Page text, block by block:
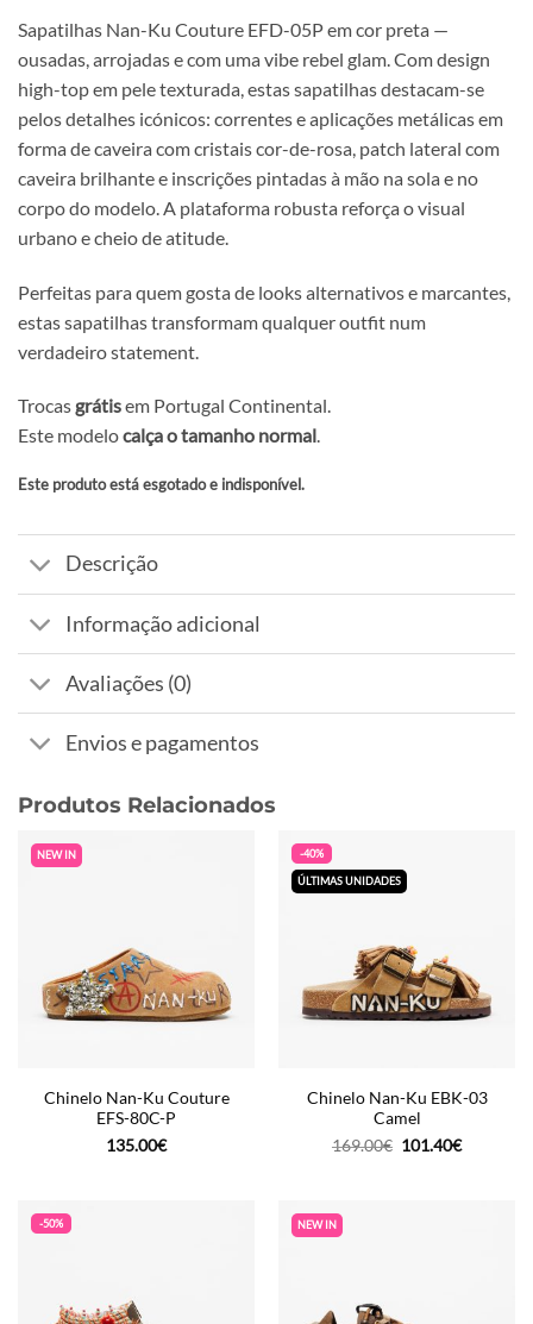
Sapatilhas Nan-Ku Couture EFD-05P em cor preta —
ousadas, arrojadas e com uma vibe rebel glam. Com design
high-top em pele texturada, estas sapatilhas destacam-se
pelos detalhes icónicos: correntes e aplicações metálicas em
forma de caveira com cristais cor-de-rosa, patch lateral com
caveira brilhante e inscrições pintadas à mão na sola e no
corpo do modelo. A plataforma robusta reforça o visual
urbano e cheio de atitude.
Perfeitas para quem gosta de looks alternativos e marcantes,
estas sapatilhas transformam qualquer outfit num
verdadeiro statement.
Trocas grátisem Portugal Continental.
Este modelocalça o tamanho normal.
Este produto está esgotado e indisponível.
Alternative:
Descrição
Informação adicional
Avaliações (0)
Envios e pagamentos
Produtos Relacionados
NEW IN
Chinelo Nan-Ku Couture
EFS-80C-P
135.00€
-40%
ÚLTIMAS UNIDADES
Chinelo Nan-Ku EBK-03
Camel
169.00€ O
101.40€O
-50% NEW IN